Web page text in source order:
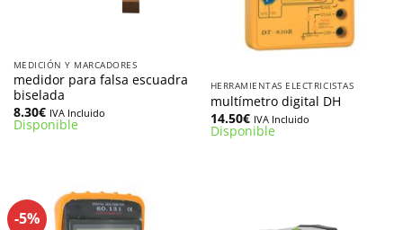
MEDICIÓN Y MARCADORES
medidor para falsa escuadra
biselada
8.30€ IVA Incluido
Disponible
HERRAMIENTAS ELECTRICISTAS
multímetro digital DH
14.50€ IVA Incluido
Disponible
-5%